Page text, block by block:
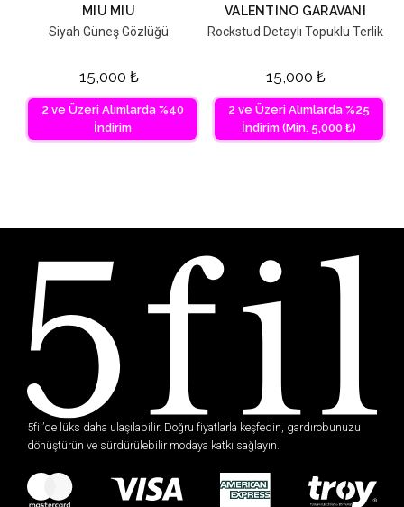
MIU MIU
Siyah Güneş Gözlüğü
15,000 ₺
2 ve Üzeri Alımlarda %40
İndirim
VALENTINO GARAVANI
Rockstud Detaylı Topuklu Terlik
15,000 ₺
2 ve Üzeri Alımlarda %25
İndirim (Min. 5,000 ₺)
5fil’de lüks daha ulaşılabilir. Doğru fiyatlarla keşfedin, gardırobunuzu
dönüştürün ve sürdürülebilir modaya katkı sağlayın.